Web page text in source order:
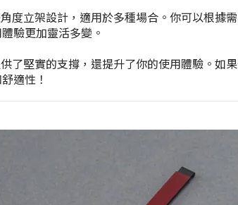
立架設計，適用於多種場合。你可以根據
驗更加靈活多變。
堅實的支撐，還提升了你的使用體驗。如
適性！